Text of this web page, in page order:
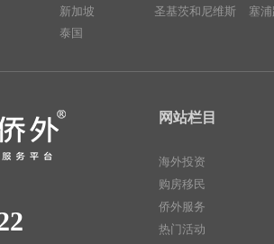
新加坡
泰国
圣基茨和尼维斯
塞
网站栏目
海外投资
购房移民
侨外服务
热门活动